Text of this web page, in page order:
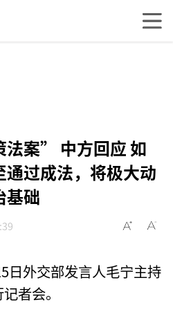
案” 中方回应 如
过成法，将极大动
基础
日外交部发言人毛宁主持
者会。